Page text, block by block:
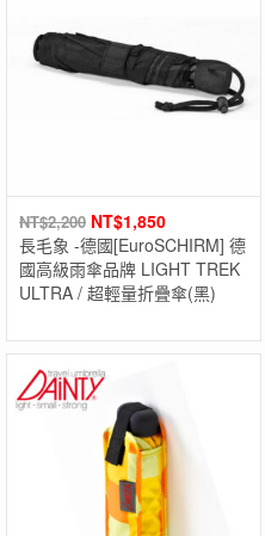
NT$2,200 NT$1,850
長毛象 -德國[EuroSCHIRM] 德
國高級雨傘品牌 LIGHT TREK
ULTRA / 超輕量折疊傘(黑)